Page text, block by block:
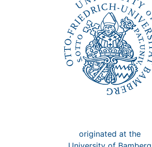
originated at the